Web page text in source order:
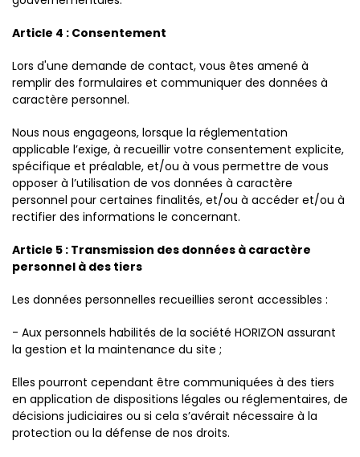
Article 4 : Consentement
Lors d'une demande de contact, vous êtes amené à
remplir des formulaires et communiquer des données à
caractère personnel.
Nous nous engageons, lorsque la réglementation
applicable l’exige, à recueillir votre consentement explicite,
spécifique et préalable, et/ou à vous permettre de vous
opposer à l’utilisation de vos données à caractère
personnel pour certaines finalités, et/ou à accéder et/ou à
rectifier des informations le concernant.
Article 5 : Transmission des données à caractère
personnel à des tiers
Les données personnelles recueillies seront accessibles :
- Aux personnels habilités de la société HORIZON assurant
la gestion et la maintenance du site ;
Elles pourront cependant être communiquées à des tiers
en application de dispositions légales ou réglementaires, de
décisions judiciaires ou si cela s’avérait nécessaire à la
protection ou la défense de nos droits.